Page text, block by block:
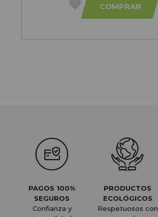
COMPRAR
PAGOS 100%
SEGUROS
Confianza y
PRODUCTOS
ECOLÓGICOS
Respetuosos con